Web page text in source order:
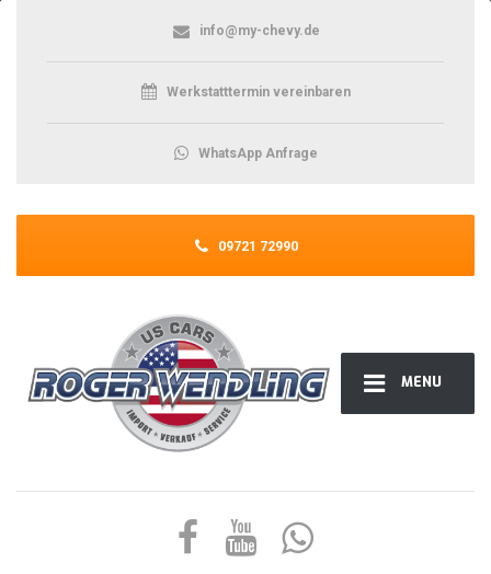
MENU
info@my-chevy.de
Werkstatttermin vereinbaren
WhatsApp Anfrage
09721 72990